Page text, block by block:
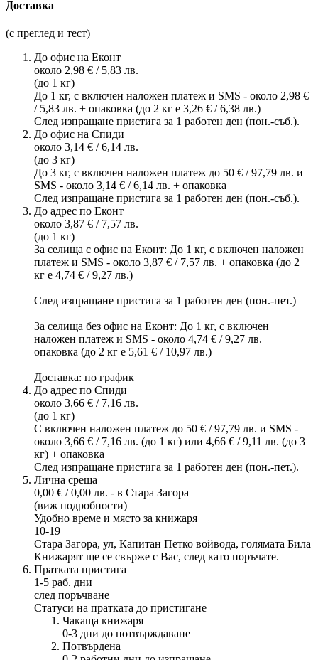
Доставка
(с преглед и тест)
До офис на Еконт
около 2,98 € / 5,83 лв.
(до 1 кг)
До 1 кг, с включен наложен платеж и SMS - около 2,98 €
/ 5,83 лв. + опаковка (до 2 кг е 3,26 € / 6,38 лв.)
След изпращане пристига за 1 работен ден (пон.-съб.).
До офис на Спиди
около 3,14 € / 6,14 лв.
(до 3 кг)
До 3 кг, с включен наложен платеж до 50 € / 97,79 лв. и
SMS - около 3,14 € / 6,14 лв. + опаковка
След изпращане пристига за 1 работен ден (пон.-съб.).
До адрес по Еконт
около 3,87 € / 7,57 лв.
(до 1 кг)
За селища с офис на Еконт: До 1 кг, с включен наложен
платеж и SMS - около 3,87 € / 7,57 лв. + опаковка (до 2
кг е 4,74 € / 9,27 лв.)
След изпращане пристига за 1 работен ден (пон.-пет.)
За селища без офис на Еконт: До 1 кг, с включен
наложен платеж и SMS - около 4,74 € / 9,27 лв. +
опаковка (до 2 кг е 5,61 € / 10,97 лв.)
Доставка: по график
До адрес по Спиди
около 3,66 € / 7,16 лв.
(до 1 кг)
С включен наложен платеж до 50 € / 97,79 лв. и SMS -
около 3,66 € / 7,16 лв. (до 1 кг) или 4,66 € / 9,11 лв. (до 3
кг) + опаковка
След изпращане пристига за 1 работен ден (пон.-пет.).
Лична среща
0,00 € / 0,00 лв. - в Стара Загора
(виж подробности)
Удобно време и място за книжаря
10-19
Стара Загора, ул, Капитан Петко войвода, голямата Била
Книжарят ще се свърже с Вас, след като поръчате.
Пратката пристига
1-5 раб. дни
след поръчване
Статуси на пратката до пристигане
Чакаща книжаря
0-3 дни до потвърждаване
Потвърдена